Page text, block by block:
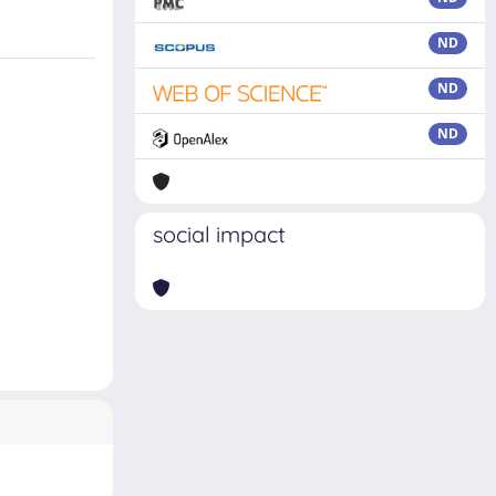
ND
ND
ND
social impact